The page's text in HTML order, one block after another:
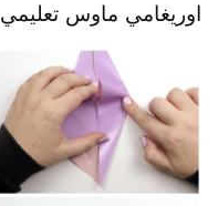
اوريغامي ماوس